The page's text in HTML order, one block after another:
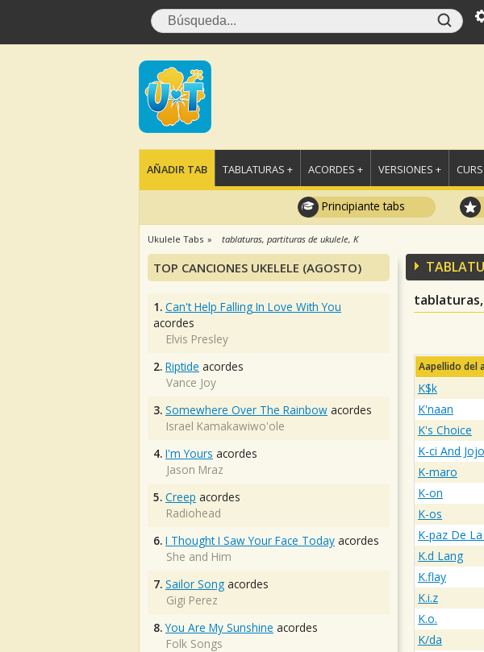
AÑADIR TAB TABLATURAS + ACORDES + VERSIONES +
Principiante tabs
Ukulele Tabs tablaturas, partituras de ukulele, K
Aapellido del
K$k
K'naan
K's Choice
K-ci And Jojo
K-maro
K-on
K-os
K-paz De
K.d Lang
K.flay
K.i.z
K.o.
K/da
TOP CANCIONES UKELELE (AGOSTO)
1. Can't Help Falling In Love With You
acordes
Elvis Presley
2. Riptide acordes
Vance Joy
3. Somewhere Over The Rainbow acordes
Israel Kamakawiwo'ole
4. I'm Yours acordes
Jason Mraz
5. Creep acordes
Radiohead
6. I Thought I Saw Your Face Today acordes
She and Him
7. Sailor Song acordes
Gigi Perez
8. You Are My Sunshine acordes
Folk Songs